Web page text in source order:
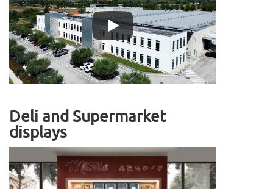
Deli and Supermarket
displays